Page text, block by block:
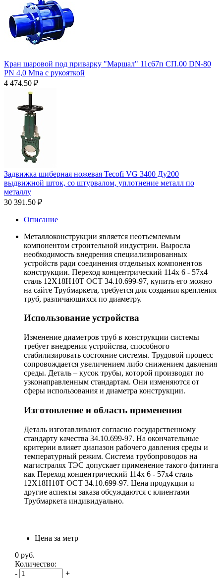
Кран шаровой под приварку "Маршал" 11с67п СП.00 DN-80
PN 4,0 Мпа с рукояткой
4 474.50 ₽
Задвижка шиберная ножевая Tecofi VG 3400 Ду200
выдвижной шток, со штурвалом, уплотнение металл по
металлу
30 391.50 ₽
Описание
Металлоконструкции является неотъемлемым
компонентом строительной индустрии. Выросла
необходимость внедрения специализированных
устройств ради соединения отдельных компонентов
конструкции. Переход концентрический 114х 6 - 57х4
сталь 12Х18Н10Т ОСТ 34.10.699-97, купить его можно
на сайте Трубмаркета, требуется для создания крепления
труб, различающихся по диаметру.
Использование устройства
Изменение диаметров труб в конструкции системы
требует внедрения устройства, способного
стабилизировать состояние системы. Трудовой процесс
сопровождается увеличением либо снижением давления
среды. Деталь – кусок трубы, которой производят по
узконаправленным стандартам. Они изменяются от
сферы использования и диаметра конструкции.
Изготовление и область применения
Деталь изготавливают согласно государственному
стандарту качества 34.10.699-97. На окончательные
критерии влияет диапазон рабочего давления среды и
температурный режим. Система трубопроводов на
магистралях ТЭС допускает применение такого фитинга
как Переход концентрический 114х 6 - 57х4 сталь
12Х18Н10Т ОСТ 34.10.699-97. Цена продукции и
другие аспекты заказа обсуждаются с клиентами
Трубмаркета индивидуально.
Цена за метр
0 руб.
Количество:
-
+